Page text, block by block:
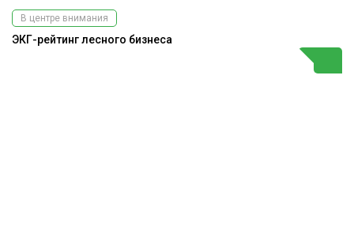
В центре внимания
ЭКГ-рейтинг лесного бизнеса